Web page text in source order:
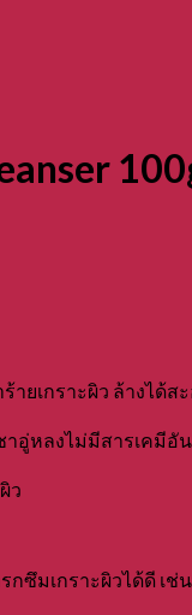
ายเกราะผิว ล้างได้
อู่หลงไม่มีสารเคมี
ว
ซึมเกราะผิวได้ดี เช่